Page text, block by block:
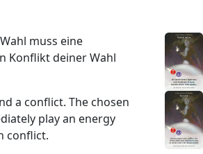
muss eine
Konflikt deiner Wahl
a conflict. The chosen
play an energy
conflict.